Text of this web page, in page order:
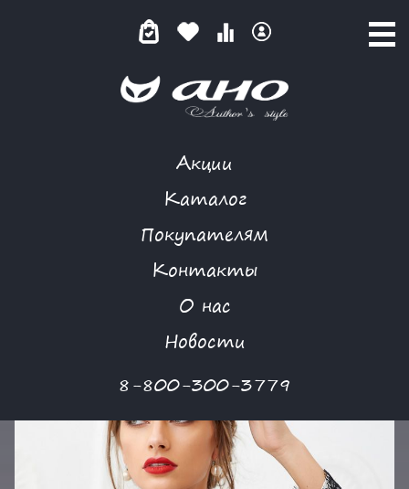
Акции
Каталог
Покупателям
Контакты
О нас
Новости
8-800-300-3779
ИГРИСТЫЙ МАРТИНИ(БЕЛЫЙ)